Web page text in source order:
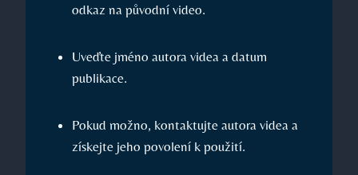
odkaz na původní video.
Uveďte jméno autora videa a datum
publikace.
Pokud možno, kontaktujte autora videa a
získejte jeho povolení k použití.